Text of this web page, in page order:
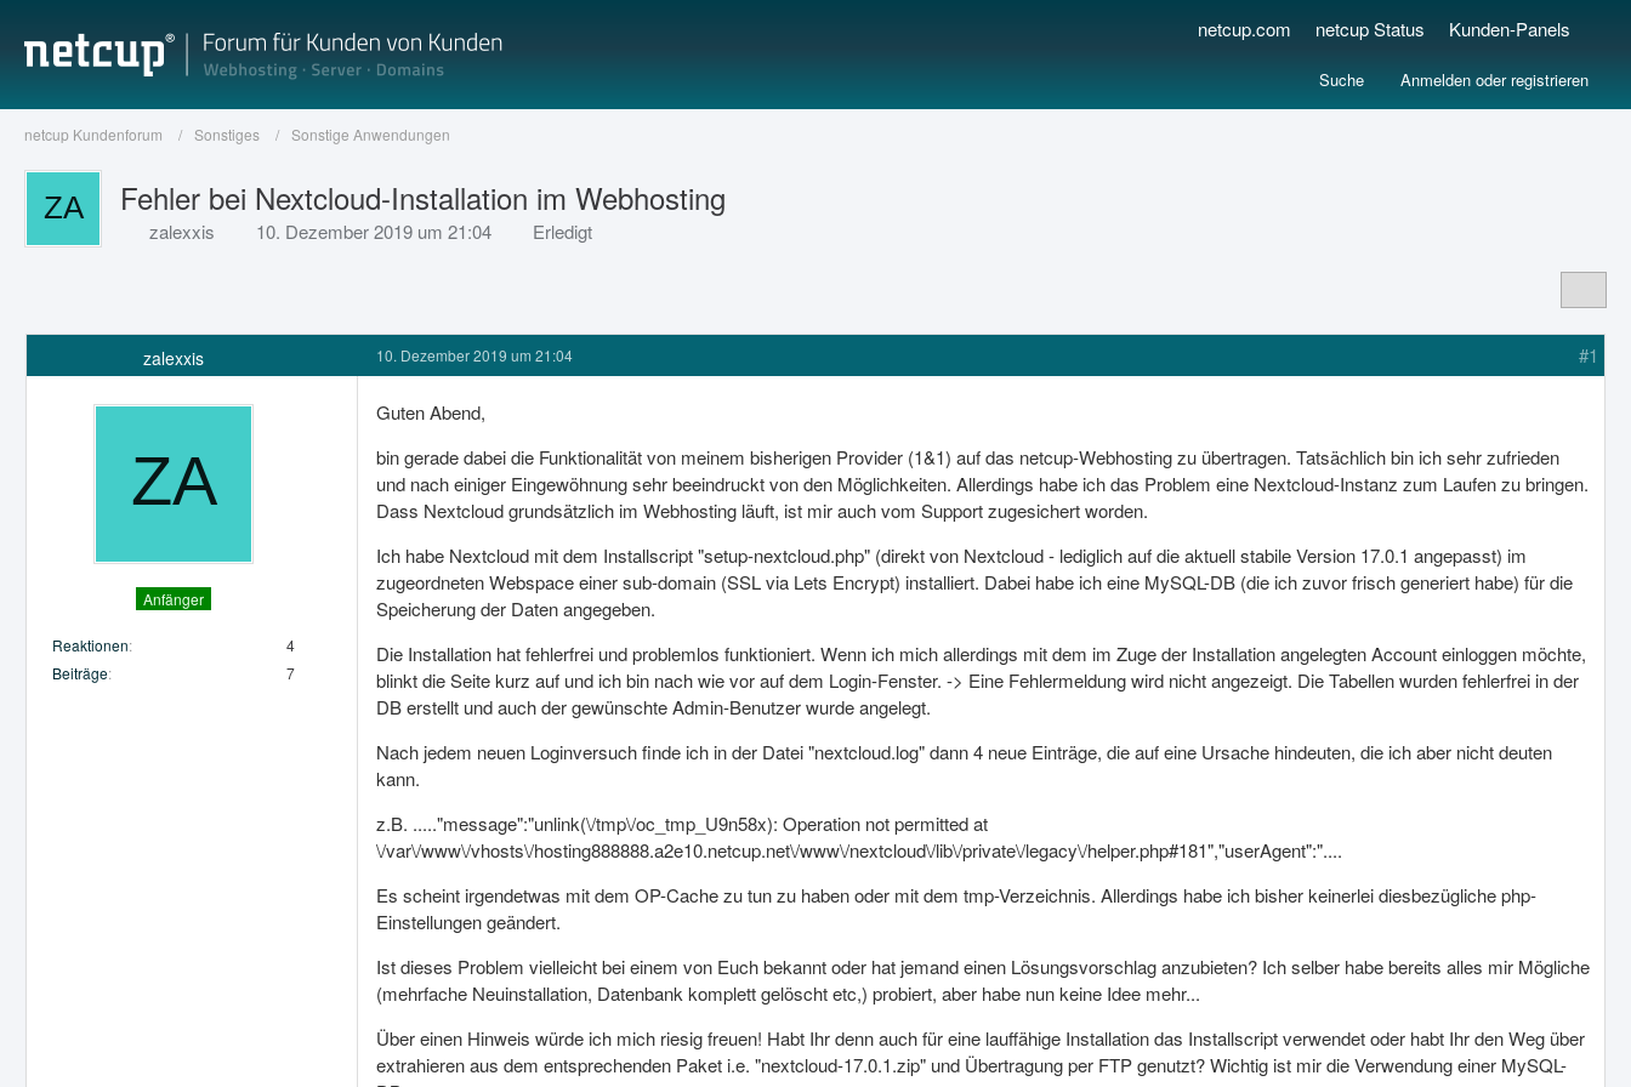
netcup.com netcup Status Kunden-Panels
Anmelden oder registrieren
Suche
netcup Kundenforum Sonstiges Sonstige Anwendungen
Fehler bei Nextcloud-Installation im Webhosting
zalexxis 10. Dezember 2019 um 21:04 Erledigt
zalexxis
Anfänger
Reaktionen
4
Beiträge
7
10. Dezember 2019 um 21:04 #1
Guten Abend,
bin gerade dabei die Funktionalität von meinem bisherigen Provider (1&1) auf das netcup-Webhosting zu übertragen. Tatsächlich bin ich sehr zufrieden
und nach einiger Eingewöhnung sehr beeindruckt von den Möglichkeiten. Allerdings habe ich das Problem eine Nextcloud-Instanz zum Laufen zu bringen.
Dass Nextcloud grundsätzlich im Webhosting läuft, ist mir auch vom Support zugesichert worden.
Ich habe Nextcloud mit dem Installscript "setup-nextcloud.php" (direkt von Nextcloud - lediglich auf die aktuell stabile Version 17.0.1 angepasst) im
zugeordneten Webspace einer sub-domain (SSL via Lets Encrypt) installiert. Dabei habe ich eine MySQL-DB (die ich zuvor frisch generiert habe) für die
Speicherung der Daten angegeben.
Die Installation hat fehlerfrei und problemlos funktioniert. Wenn ich mich allerdings mit dem im Zuge der Installation angelegten Account einloggen möchte,
blinkt die Seite kurz auf und ich bin nach wie vor auf dem Login-Fenster. -> Eine Fehlermeldung wird nicht angezeigt. Die Tabellen wurden fehlerfrei in der
DB erstellt und auch der gewünschte Admin-Benutzer wurde angelegt.
Nach jedem neuen Loginversuch finde ich in der Datei "nextcloud.log" dann 4 neue Einträge, die auf eine Ursache hindeuten, die ich aber nicht deuten
kann.
z.B. ....."message":"unlink(\/tmp\/oc_tmp_U9n58x): Operation not permitted at
\/var\/www\/vhosts\/hosting888888.a2e10.netcup.net\/www\/nextcloud\/lib\/private\/legacy\/helper.php#181","userAgent":"....
Es scheint irgendetwas mit dem OP-Cache zu tun zu haben oder mit dem tmp-Verzeichnis. Allerdings habe ich bisher keinerlei diesbezügliche php-
Einstellungen geändert.
Ist dieses Problem vielleicht bei einem von Euch bekannt oder hat jemand einen Lösungsvorschlag anzubieten? Ich selber habe bereits alles mir Mögliche
(mehrfache Neuinstallation, Datenbank komplett gelöscht etc,) probiert, aber habe nun keine Idee mehr...
Über einen Hinweis würde ich mich riesig freuen! Habt Ihr denn auch für eine lauffähige Installation das Installscript verwendet oder habt Ihr den Weg über
extrahieren aus dem entsprechenden Paket i.e. "nextcloud-17.0.1.zip" und Übertragung per FTP genutzt? Wichtig ist mir die Verwendung einer MySQL-